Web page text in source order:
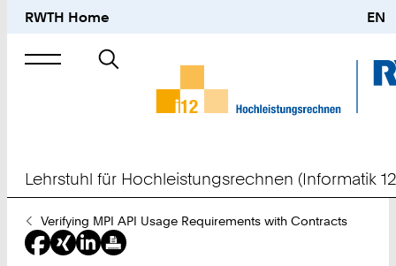
RWTH Home EN
Suche
nach
Lehrstuhl für Hochleistungsrechnen (Informatik
Sie
sind
hier:
Verifying MPI API Usage Requirements with Contracts